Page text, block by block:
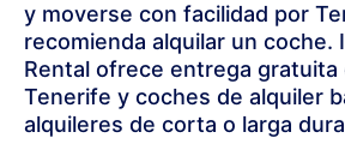
y moverse con facilidad por
recomienda alquilar un coche.
Rental ofrece entrega gratuita
Tenerife y coches de alquiler
alquileres de corta o larga